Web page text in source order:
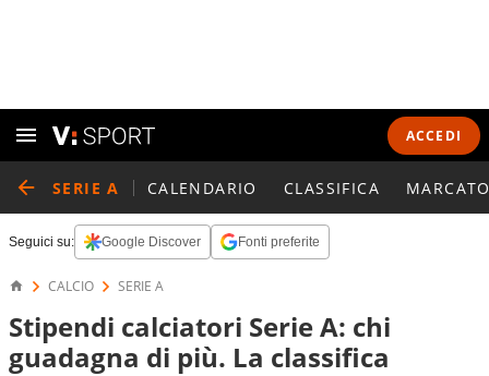
ACCEDI
SERIE A CALENDARIO CLASSIFICA
Seguici su: Google Discover Fonti preferite
CALCIO SERIE A
Stipendi calciatori Serie A: chi
guadagna di più. La classifica